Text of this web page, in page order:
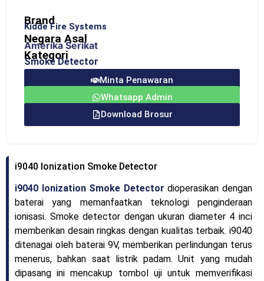
Brand
Kidde Fire Systems
Negara Asal
Amerika Serikat
Kategori
Smoke Detector
Minta Penawaran
Whatsapp Admin
Download Brosur
i9040 Ionization Smoke Detector
i9040 Ionization Smoke Detector dioperasikan dengan
baterai yang memanfaatkan teknologi penginderaan
ionisasi. Smoke detector dengan ukuran diameter 4 inci
memberikan desain ringkas dengan kualitas terbaik. i9040
ditenagai oleh baterai 9V, memberikan perlindungan terus
menerus, bahkan saat listrik padam. Unit yang mudah
dipasang ini mencakup tombol uji untuk memverifikasi